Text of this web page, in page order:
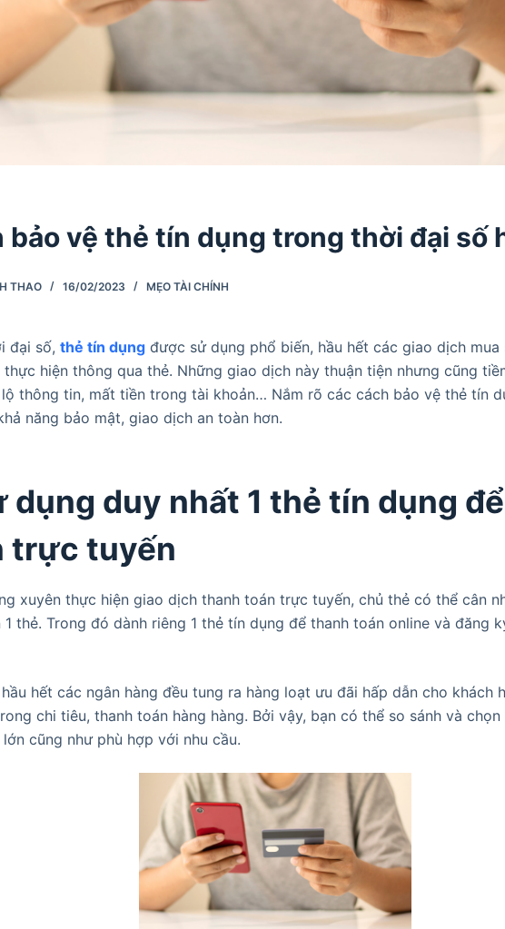
bảo vệ thẻ tín dụng trong thời đại số
THAO 16/02/2023 MẸO TÀI CHÍNH
đại số, thẻ tín dụng được sử dụng phổ biến, hầu hết các giao dịch mua
hiện thông qua thẻ. Những giao dịch này thuận tiện nhưng cũng
lộ thông tin, mất tiền trong tài khoản… Nắm rõ các cách bảo vệ thẻ tín
năng bảo mật, giao dịch an toàn hơn.
dụng duy nhất 1 thẻ tín dụng
trực tuyến
xuyên thực hiện giao dịch thanh toán trực tuyến, chủ thẻ có thể cân
1 thẻ. Trong đó dành riêng 1 thẻ tín dụng để thanh toán online và đăng
hầu hết các ngân hàng đều tung ra hàng loạt ưu đãi hấp dẫn cho khách
chi tiêu, thanh toán hàng hàng. Bởi vậy, bạn có thể so sánh và chọn
cũng như phù hợp với nhu cầu.